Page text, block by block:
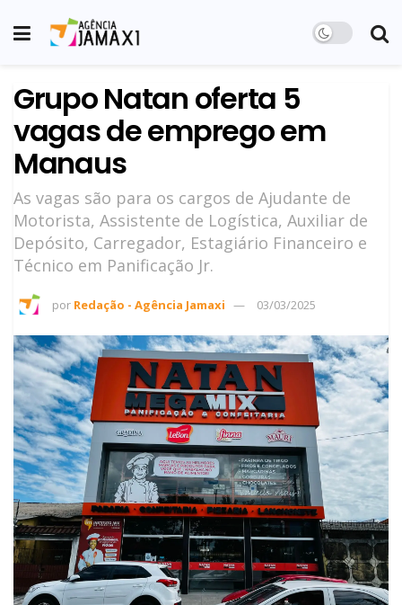
Grupo Natan oferta 5
vagas de emprego em
Manaus
As vagas são para os cargos de Ajudante de
Motorista, Assistente de Logística, Auxiliar de
Depósito, Carregador, Estagiário Financeiro e
Técnico em Panificação Jr.
por Redação - Agência Jamaxi 03/03/2025